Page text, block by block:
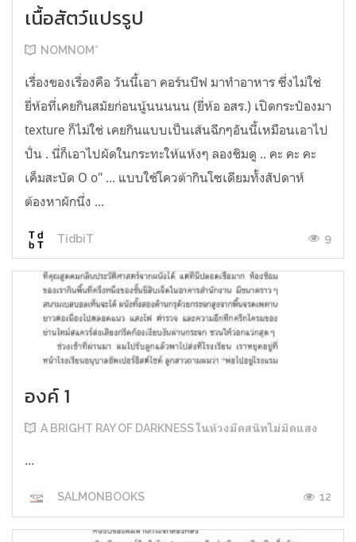
เนื้อสัตว์แปรรูป
NOMNOM*
เรื่องของเรื่องคือ วันนี้เอา คอร์นบีฟ มาทำอาหาร ซึ่งไม่ใช่
ยี่ห้อที่เคยกินสมัยก่อนนู้นนนนน (ยี่ห้อ อสร.) เปิดกระป๋องมา
texture ก็ไม่ใช่ เคยกินแบบเป็นเส้นฉีกๆอันนี้เหมือนเอาไป
ปั่น . นี่ก็เอาไปผัดในกระทะให้แห้งๆ ลองชิมดู .. คะ คะ คะ
เค็มสะบัด O o" ... แบบใช้โควต้ากินโซเดียมทั้งสัปดาห์
ต้องหาผักนึ่ง ...
TidbiT 9
องค์ 1
A BRIGHT RAY OF DARKNESS ในห้วงมืดสนิทไม่มิดแสง
...
SALMONBOOKS 12